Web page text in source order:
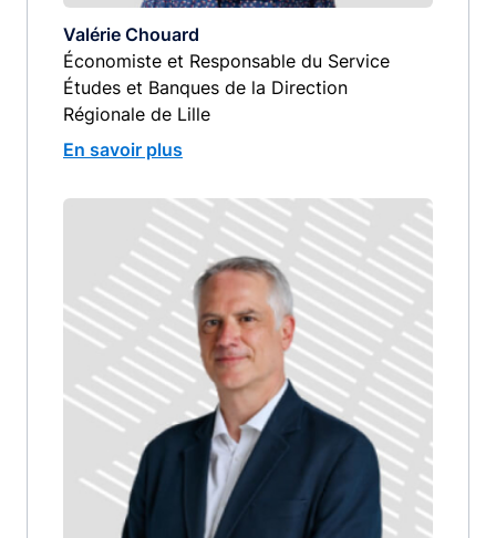
Valérie Chouard
Économiste et Responsable du Service
Études et Banques de la Direction
Régionale de Lille
En savoir plus
image